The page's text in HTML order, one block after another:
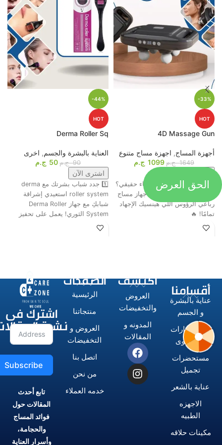
-33%
HOT
4D Massage Gun
أجهزة المساج, اجهزة مساج متنوع
1649 ج.م 1099 ج.م
جاهز تحول التعب لاسترخاء حقيقي؟
😍💆‍♂️ وأخيرًا، وصل أقوى جهاز مساج
رباعي الرؤوس اللي هينسيك الإجهاد
تمامًا! 🔥
-44%
HOT
Derma Roller Sq
العناية بالبشرة والجسم, اخرى
90 ج.م 50 ج.م
اشترى الآن
1️⃣ جدد شباب بشرتك مع derma
roller system استعيدي إشراقة
شبابكِ مع جهاز Derma Roller
System الثوري! يعمل على تحفيز
أقسامنا
عناية بالبشرة
و الجسم
الاستشوارات
و المكاوى
مستحضرات
تجميل
عناية بالشعر
الاجهزه
الطبيه
مكينات حلاقه
اكتشف
العروض
والتخفيضات
المدونه و
المقالات
الصفحات
الرئيسية
منتجاتنا
العروض و
التخفيضات
اتصل بنا
من نحن
خدمه العملاء
الحق العرض
اشترك فى
نشرة
Subscribe
تابع أحدث
المقالات حول
فوائد المساج
والحجامة،
وأسرار العناية